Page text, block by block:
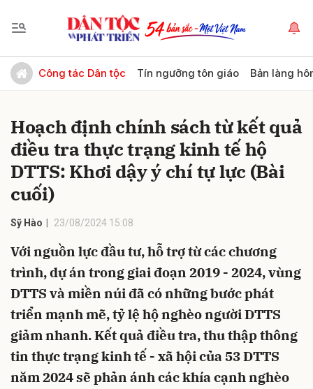
Công tác Dân tộc Tín ngưỡng tôn giáo Bản làng
Hoạch định chính sách từ kết quả
điều tra thực trạng kinh tế hộ
DTTS: Khơi dậy ý chí tự lực (Bài
cuối)
Sỹ Hào 23/08/2024 15:08
Với nguồn lực đầu tư, hỗ trợ từ các chương
trình, dự án trong giai đoạn 2019 - 2024, vùng
DTTS và miền núi đã có những bước phát
triển mạnh mẽ, tỷ lệ hộ nghèo người DTTS
giảm nhanh. Kết quả điều tra, thu thập thông
tin thực trạng kinh tế - xã hội của 53 DTTS
năm 2024 sẽ phản ánh các khía cạnh nghèo
Gửi bình luận